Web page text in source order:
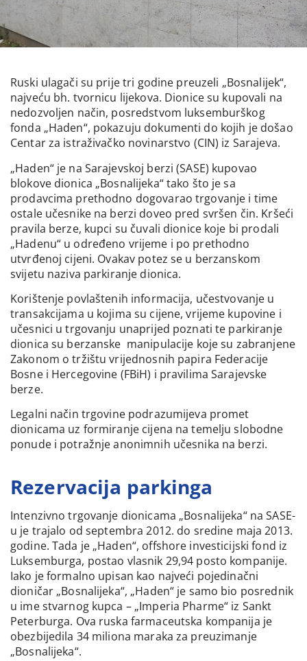
Ruski ulagači su prije tri godine preuzeli „Bosnalijek“,
najveću bh. tvornicu lijekova. Dionice su kupovali na
nedozvoljen način, posredstvom luksemburškog
fonda „Haden“, pokazuju dokumenti do kojih je došao
Centar za istraživačko novinarstvo (CIN) iz Sarajeva.
„Haden“ je na Sarajevskoj berzi (SASE) kupovao
blokove dionica „Bosnalijeka“ tako što je sa
prodavcima prethodno dogovarao trgovanje i time
ostale učesnike na berzi doveo pred svršen čin. Kršeći
pravila berze, kupci su čuvali dionice koje bi prodali
„Hadenu“ u određeno vrijeme i po prethodno
utvrđenoj cijeni. Ovakav potez se u berzanskom
svijetu naziva parkiranje dionica.
Korištenje povlaštenih informacija, učestvovanje u
transakcijama u kojima su cijene, vrijeme kupovine i
učesnici u trgovanju unaprijed poznati te parkiranje
dionica su berzanske manipulacije koje su zabranjene
Zakonom o tržištu vrijednosnih papira Federacije
Bosne i Hercegovine (FBiH) i pravilima Sarajevske
berze.
Legalni način trgovine podrazumijeva promet
dionicama uz formiranje cijena na temelju slobodne
ponude i potražnje anonimnih učesnika na berzi.
Rezervacija parkinga
Intenzivno trgovanje dionicama „Bosnalijeka“ na SASE-
u je trajalo od septembra 2012. do sredine maja 2013.
godine. Tada je „Haden“, offshore investicijski fond iz
Luksemburga, postao vlasnik 29,94 posto kompanije.
Iako je formalno upisan kao najveći pojedinačni
dioničar „Bosnalijeka“, „Haden“ je samo bio posrednik
u ime stvarnog kupca – „Imperia Pharme“ iz Sankt
Peterburga. Ova ruska farmaceutska kompanija je
obezbijedila 34 miliona maraka za preuzimanje
„Bosnalijeka“.